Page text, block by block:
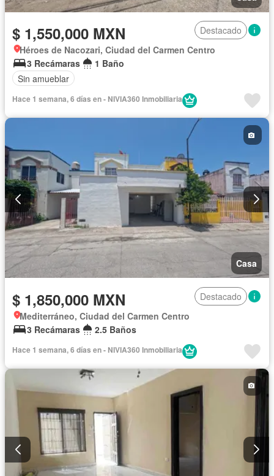
$ 1,550,000 MXN
Destacado
Héroes de Nacozari, Ciudad del Carmen Centro
3 Recámaras
1 Baño
Sin amueblar
Hace 1 semana, 6 días en - NIVIA360 Inmobiliaria
Casa
$ 1,850,000 MXN
Destacado
Mediterráneo, Ciudad del Carmen Centro
3 Recámaras
2.5 Baños
Hace 1 semana, 6 días en - NIVIA360 Inmobiliaria